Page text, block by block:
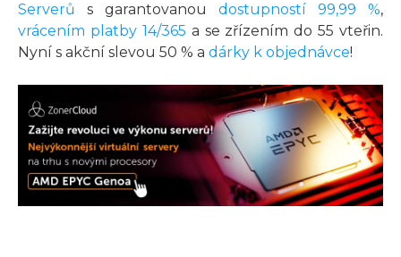
Serverů s garantovanou dostupností 99,99 %,
vrácením platby 14/365 a se zřízením do 55 vteřin.
Nyní s akční slevou 50 % a dárky k objednávce!